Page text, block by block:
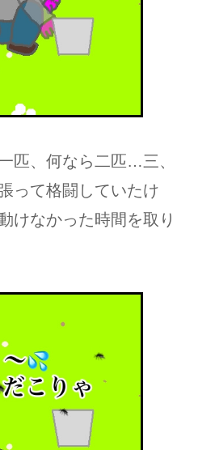
匹、何なら二匹…三、
って格闘していたけ
けなかった時間を取り